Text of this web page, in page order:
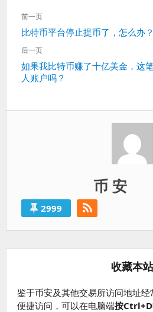
文
章
导
航
前一页
上
一
比特币平台停止提币了，怎么办？
后一页
下
一
如果我比特币赚了十亿美金，这
人账户吗？
币 安
2999
收藏本站
鉴于币安及其他交易所访问地址
便捷访问，可以在电脑端按